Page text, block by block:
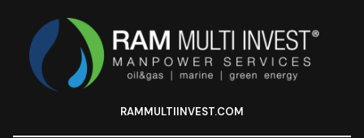
RAMMULTIINVEST.COM